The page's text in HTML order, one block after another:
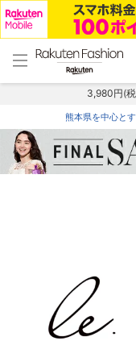
menu home
トップ
3,980円(
熊本県を中心と